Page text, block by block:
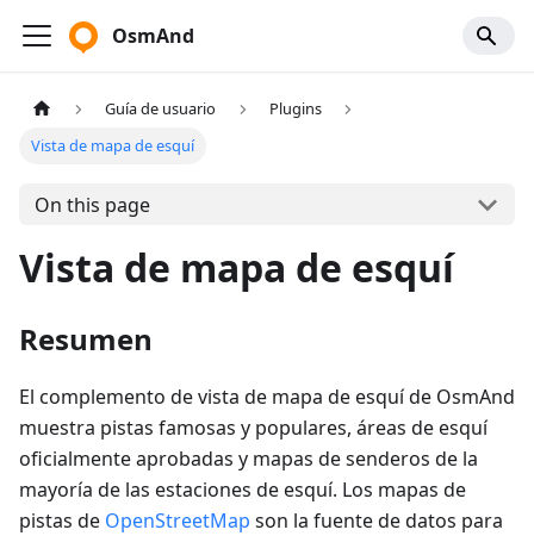
OsmAnd
Guía de usuario
Plugins
Vista de mapa de esquí
On this page
Vista de mapa de esquí
Resumen
El complemento de vista de mapa de esquí de OsmAnd
muestra pistas famosas y populares, áreas de esquí
oficialmente aprobadas y mapas de senderos de la
mayoría de las estaciones de esquí. Los mapas de
pistas de OpenStreetMap son la fuente de datos para